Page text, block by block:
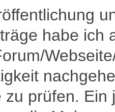
habe ich
zu prüfen.